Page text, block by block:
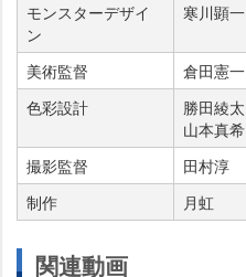
モンスターデザイ
ン
寒川顕一
美術監督
倉田憲一
色彩設計
勝田綾太
山本真希
撮影監督
田村淳
制作
月虹
関連動画